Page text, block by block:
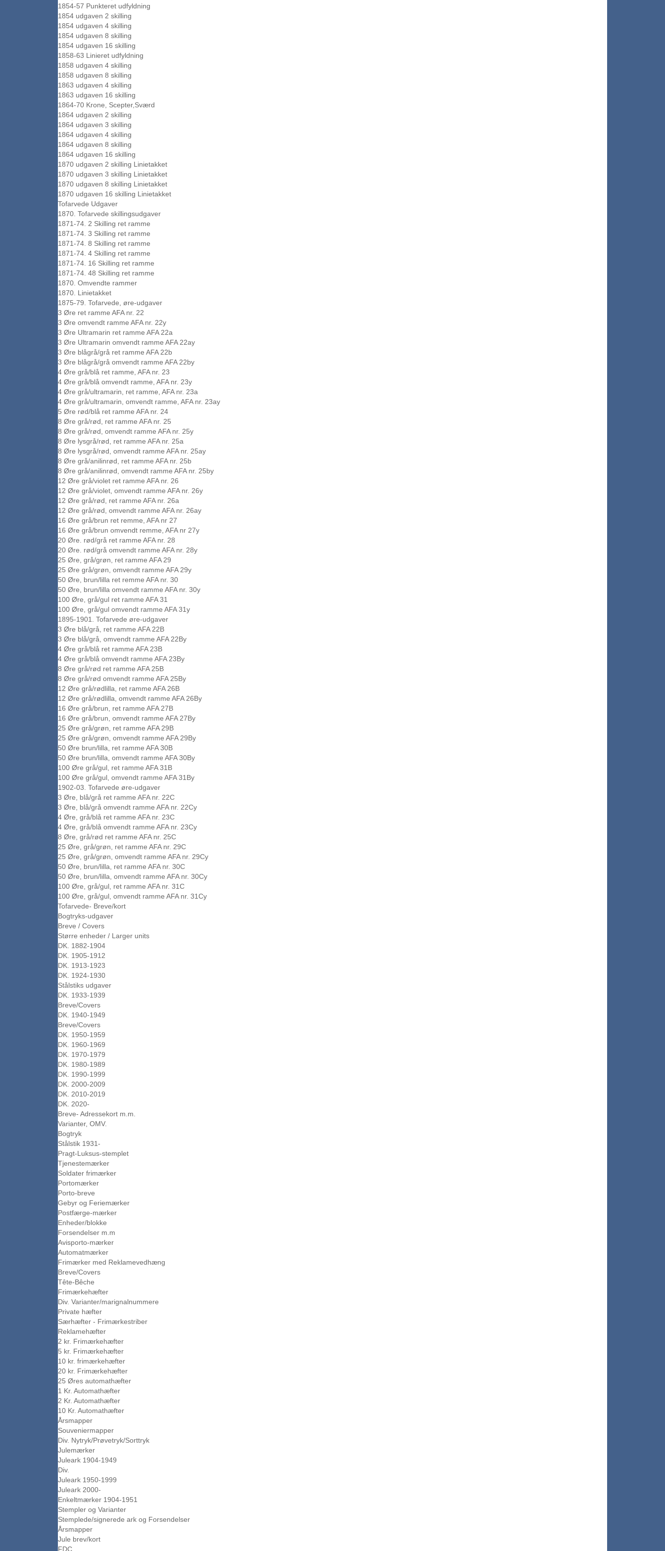
1854-57 Punkteret udfyldning
1854 udgaven 2 skilling
1854 udgaven 4 skilling
1854 udgaven 8 skilling
1854 udgaven 16 skilling
1858-63 Linieret udfyldning
1858 udgaven 4 skilling
1858 udgaven 8 skilling
1863 udgaven 4 skilling
1863 udgaven 16 skilling
1864-70 Krone, Scepter,Sværd
1864 udgaven 2 skilling
1864 udgaven 3 skilling
1864 udgaven 4 skilling
1864 udgaven 8 skilling
1864 udgaven 16 skilling
1870 udgaven 2 skilling Linietakket
1870 udgaven 3 skilling Linietakket
1870 udgaven 8 skilling Linietakket
1870 udgaven 16 skilling Linietakket
Tofarvede Udgaver
1870. Tofarvede skillingsudgaver
1871-74. 2 Skilling ret ramme
1871-74. 3 Skilling ret ramme
1871-74. 8 Skilling ret ramme
1871-74. 4 Skilling ret ramme
1871-74. 16 Skilling ret ramme
1871-74. 48 Skilling ret ramme
1870. Omvendte rammer
1870. Linietakket
1875-79. Tofarvede, øre-udgaver
3 Øre ret ramme AFA nr. 22
3 Øre omvendt ramme AFA nr. 22y
3 Øre Ultramarin ret ramme AFA 22a
3 Øre Ultramarin omvendt ramme AFA 22ay
3 Øre blågrå/grå ret ramme AFA 22b
3 Øre blågrå/grå omvendt ramme AFA 22by
4 Øre grå/blå ret ramme, AFA nr. 23
4 Øre grå/blå omvendt ramme, AFA nr. 23y
4 Øre grå/ultramarin, ret ramme, AFA nr. 23a
4 Øre grå/ultramarin, omvendt ramme, AFA nr. 23ay
5 Øre rød/blå ret ramme AFA nr. 24
8 Øre grå/rød, ret ramme AFA nr. 25
8 Øre grå/rød, omvendt ramme AFA nr. 25y
8 Øre lysgrå/rød, ret ramme AFA nr. 25a
8 Øre lysgrå/rød, omvendt ramme AFA nr. 25ay
8 Øre grå/anilinrød, ret ramme AFA nr. 25b
8 Øre grå/anilinrød, omvendt ramme AFA nr. 25by
12 Øre grå/violet ret ramme AFA nr. 26
12 Øre grå/violet, omvendt ramme AFA nr. 26y
12 Øre grå/rød, ret ramme AFA nr. 26a
12 Øre grå/rød, omvendt ramme AFA nr. 26ay
16 Øre grå/brun ret remme, AFA nr 27
16 Øre grå/brun omvendt remme, AFA nr 27y
20 Øre. rød/grå ret ramme AFA nr. 28
20 Øre. rød/grå omvendt ramme AFA nr. 28y
25 Øre, grå/grøn, ret ramme AFA 29
25 Øre grå/grøn, omvendt ramme AFA 29y
50 Øre, brun/lilla ret remme AFA nr. 30
50 Øre, brun/lilla omvendt ramme AFA nr. 30y
100 Øre, grå/gul ret ramme AFA 31
100 Øre, grå/gul omvendt ramme AFA 31y
1895-1901. Tofarvede øre-udgaver
3 Øre blå/grå, ret ramme AFA 22B
3 Øre blå/grå, omvendt ramme AFA 22By
4 Øre grå/blå ret ramme AFA 23B
4 Øre grå/blå omvendt ramme AFA 23By
8 Øre grå/rød ret ramme AFA 25B
8 Øre grå/rød omvendt ramme AFA 25By
12 Øre grå/rødlilla, ret ramme AFA 26B
12 Øre grå/rødlilla, omvendt ramme AFA 26By
16 Øre grå/brun, ret ramme AFA 27B
16 Øre grå/brun, omvendt ramme AFA 27By
25 Øre grå/grøn, ret ramme AFA 29B
25 Øre grå/grøn, omvendt ramme AFA 29By
50 Øre brun/lilla, ret ramme AFA 30B
50 Øre brun/lilla, omvendt ramme AFA 30By
100 Øre grå/gul, ret ramme AFA 31B
100 Øre grå/gul, omvendt ramme AFA 31By
1902-03. Tofarvede øre-udgaver
3 Øre, blå/grå ret ramme AFA nr. 22C
3 Øre, blå/grå omvendt ramme AFA nr. 22Cy
4 Øre, grå/blå ret ramme AFA nr. 23C
4 Øre, grå/blå omvendt ramme AFA nr. 23Cy
8 Øre, grå/rød ret ramme AFA nr. 25C
25 Øre, grå/grøn, ret ramme AFA nr. 29C
25 Øre, grå/grøn, omvendt ramme AFA nr. 29Cy
50 Øre, brun/lilla, ret ramme AFA nr. 30C
50 Øre, brun/lilla, omvendt ramme AFA nr. 30Cy
100 Øre, grå/gul, ret ramme AFA nr. 31C
100 Øre, grå/gul, omvendt ramme AFA nr. 31Cy
Tofarvede- Breve/kort
Bogtryks-udgaver
Breve / Covers
Større enheder / Larger units
DK. 1882-1904
DK. 1905-1912
DK. 1913-1923
DK. 1924-1930
Stålstiks udgaver
DK. 1933-1939
Breve/Covers
DK. 1940-1949
Breve/Covers
DK. 1950-1959
DK. 1960-1969
DK. 1970-1979
DK. 1980-1989
DK. 1990-1999
DK. 2000-2009
DK. 2010-2019
DK. 2020-
Breve- Adressekort m.m.
Varianter, OMV.
Bogtryk
Stålstik 1931-
Pragt-Luksus-stemplet
Tjenestemærker
Soldater frimærker
Portomærker
Porto-breve
Gebyr og Feriemærker
Postfærge-mærker
Enheder/blokke
Forsendelser m.m
Avisporto-mærker
Automatmærker
Frimærker med Reklamevedhæng
Breve/Covers
Tête-Bêche
Frimærkehæfter
Div. Varianter/marignalnummere
Private hæfter
Særhæfter - Frimærkestriber
Reklamehæfter
2 kr. Frimærkehæfter
5 kr. Frimærkehæfter
10 kr. frimærkehæfter
20 kr. Frimærkehæfter
25 Øres automathæfter
1 Kr. Automathæfter
2 Kr. Automathæfter
10 Kr. Automathæfter
Årsmapper
Souveniermapper
Div. Nytryk/Prøvetryk/Sorttryk
Julemærker
Juleark 1904-1949
Div.
Juleark 1950-1999
Juleark 2000-
Enkeltmærker 1904-1951
Stempler og Varianter
Stemplede/signerede ark og Forsendelser
Årsmapper
Jule brev/kort
FDC